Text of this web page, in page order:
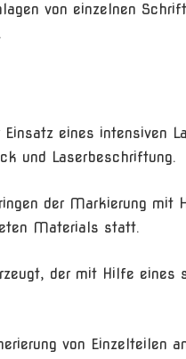
von einzelnen
eines intensiven
und Laserbeschriftung.
der Markierung mit
Materials statt.
der mit Hilfe eines
von Einzelteilen